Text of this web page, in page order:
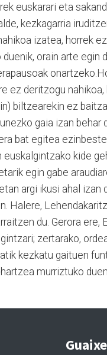
euskarari eta
kezkagarria
izatea, horrek
orain arte egin
ez deritzogu
biltzearekin ez
gaia izan
bat egitea
euskalgintzako kide
egin gabe
argi ikusi ahal
Halere,
du. Gerora ere,
zertarako,
kezkatu gaituen
murriztuko